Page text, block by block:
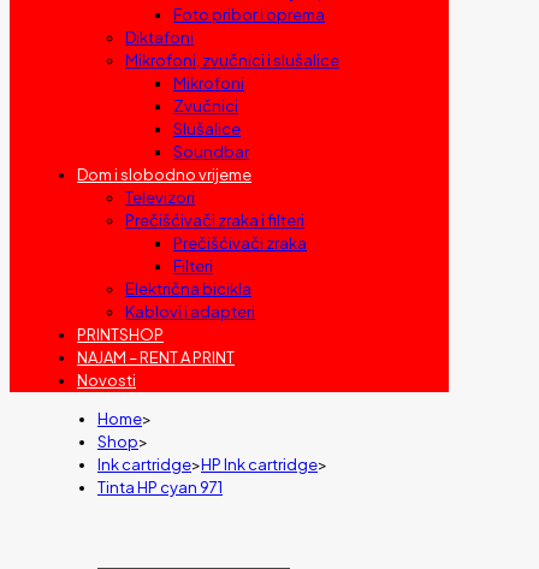
Foto pribor i oprema
Diktafoni
Mikrofoni, zvučnici i slušalice
Mikrofoni
Zvučnici
Slušalice
Soundbar
Dom i slobodno vrijeme
Televizori
Prečišćivači zraka i filteri
Prečišćivači zraka
Filteri
Električna bicikla
Kablovi i adapteri
PRINTSHOP
NAJAM – RENT A PRINT
Novosti
Home>
Shop>
Ink cartridge>HP Ink cartridge>
Tinta HP cyan 971